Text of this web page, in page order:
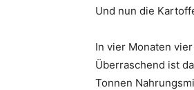
Und nun die
In vier Monaten
Überraschend ist
Tonnen